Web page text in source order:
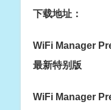
下载地址：
WiFi Manager
最新特别版
WiFi Manager